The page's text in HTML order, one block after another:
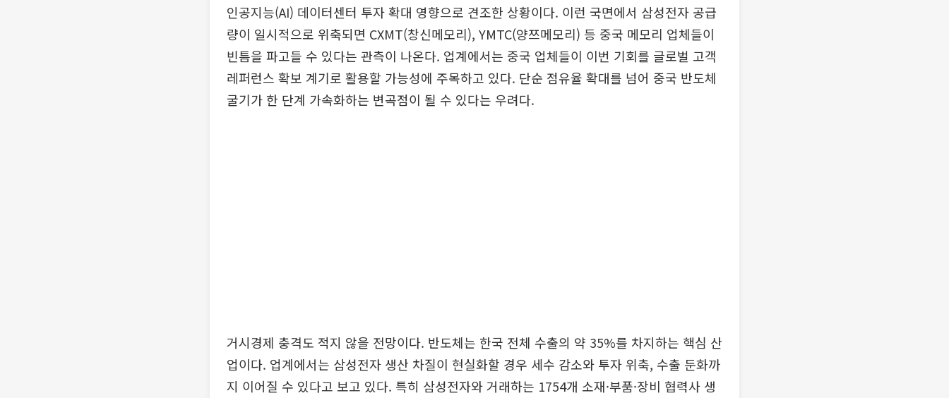
인공지능(AI) 데이터센터 투자 확대 영향으로 견조한 상황이다. 이런 국면에서 삼성전자 공급
량이 일시적으로 위축되면 CXMT(창신메모리), YMTC(양쯔메모리) 등 중국 메모리 업체들이
빈틈을 파고들 수 있다는 관측이 나온다. 업계에서는 중국 업체들이 이번 기회를 글로벌 고객
레퍼런스 확보 계기로 활용할 가능성에 주목하고 있다. 단순 점유율 확대를 넘어 중국 반도체
굴기가 한 단계 가속화하는 변곡점이 될 수 있다는 우려다.
거시경제 충격도 적지 않을 전망이다. 반도체는 한국 전체 수출의 약 35%를 차지하는 핵심 산
업이다. 업계에서는 삼성전자 생산 차질이 현실화할 경우 세수 감소와 투자 위축, 수출 둔화까
지 이어질 수 있다고 보고 있다. 특히 삼성전자와 거래하는 1754개 소재·부품·장비 협력사 생